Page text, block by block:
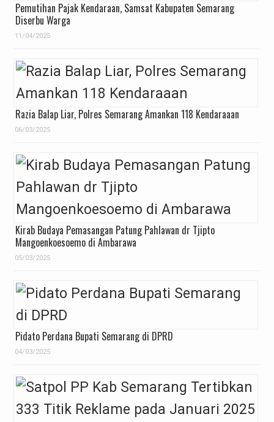
Pemutihan Pajak Kendaraan, Samsat Kabupaten Semarang
Diserbu Warga
11/04/2025
Razia Balap Liar, Polres Semarang Amankan 118 Kendaraaan
06/03/2025
Kirab Budaya Pemasangan Patung Pahlawan dr Tjipto
Mangoenkoesoemo di Ambarawa
05/03/2025
Pidato Perdana Bupati Semarang di DPRD
04/03/2025